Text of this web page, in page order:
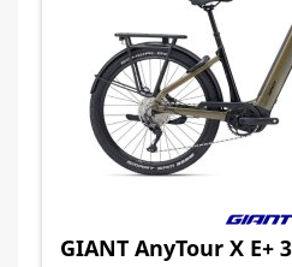
GIANT AnyTour X E+